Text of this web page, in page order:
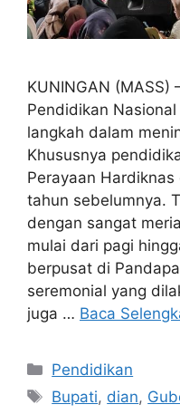
KUNINGAN (MASS)
Pendidikan
langkah dalam
Khususnya
Perayaan
tahun sebelumnya.
dengan sangat
mulai dari pagi
berpusat di
seremonial yang
juga … Baca
Kategori
Pendidikan
Tag
Bupati, dian,